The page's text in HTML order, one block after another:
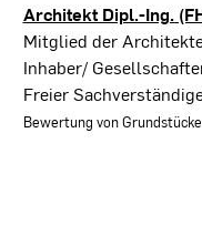
Architekt Dipl.-Ing.
Mitglied der
Inhaber/
Freier
Bewertung von